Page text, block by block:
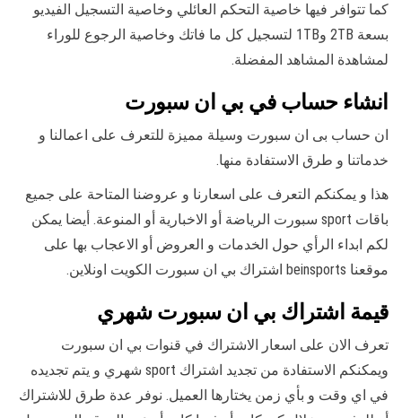
كما تتوافر فيها خاصية التحكم العائلي وخاصية التسجيل الفيديو
بسعة 2TB و1TB لتسجيل كل ما فاتك وخاصية الرجوع للوراء
لمشاهدة المشاهد المفضلة.
انشاء حساب في بي ان سبورت
ان حساب بى ان سبورت وسيلة مميزة للتعرف على اعمالنا و
خدماتنا و طرق الاستفادة منها.
هذا و يمكنكم التعرف على اسعارنا و عروضنا المتاحة على جميع
باقات sport سبورت الرياضة أو الاخبارية أو المنوعة. أيضا يمكن
لكم ابداء الرأي حول الخدمات و العروض أو الاعجاب بها على
موقعنا beinsports اشتراك بي ان سبورت الكويت اونلاين.
قيمة اشتراك بي ان سبورت شهري
تعرف الان على اسعار الاشتراك في قنوات بي ان سبورت
ويمكنكم الاستفادة من تجديد اشتراك sport شهري و يتم تجديده
في اي وقت و بأي زمن يختارها العميل. نوفر عدة طرق للاشتراك